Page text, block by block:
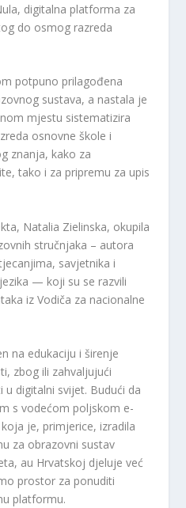
digitalna platforma za
do osmog razreda
potpuno prilagođena
sustava, a nastala je
mjestu sistematizira
osnovne škole i
znanja, kako za
tako i za pripremu za upis
Natalia Zielinska, okupila
stručnjaka – autora
savjetnika i
— koji su se razvili
iz Vodiča za nacionalne
na edukaciju i širenje
zbog ili zahvaljujući
digitalni svijet. Budući da
s vodećom poljskom e-
je, primjerice, izradila
za obrazovni sustav
au Hrvatskoj djeluje već
prostor za ponuditi
platformu.